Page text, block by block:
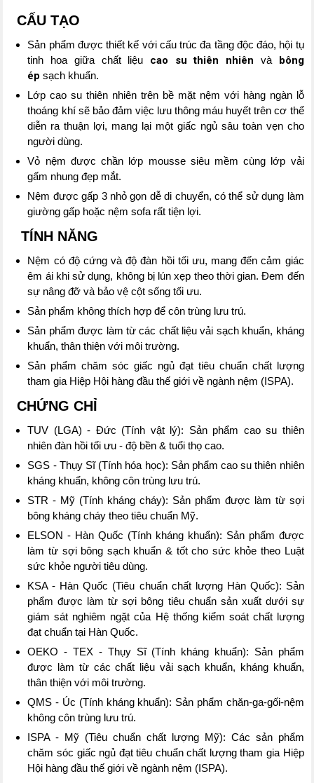
CẤU TẠO
Sản phẩm được thiết kế với cấu trúc đa tầng độc đáo, hội tụ
tinh hoa giữa chất liệu cao su thiên nhiên và bông
épsạch khuẩn.
Lớp cao su thiên nhiên trên bề mặt nệm với hàng ngàn lỗ
thoáng khí sẽ bảo đảm việc lưu thông máu huyết trên cơ thể
diễn ra thuận lợi, mang lại một giấc ngủ sâu toàn vẹn cho
người dùng.
Vỏ nệm được chần lớp mousse siêu mềm cùng lớp vải
gấm nhung đẹp mắt.
Nệm được gấp 3 nhỏ gọn dễ di chuyển, có thể sử dụng làm
giường gấp hoặc nệm sofa rất tiện lợi.
TÍNH NĂNG
Nệm có độ cứng và độ đàn hồi tối ưu, mang đến cảm giác
êm ái khi sử dụng, không bị lún xẹp theo thời gian. Đem đến
sự nâng đỡ và bảo vệ cột sống tối ưu.
Sản phẩm không thích hợp để côn trùng lưu trú.
Sản phẩm được làm từ các chất liệu vải sạch khuẩn, kháng
khuẩn, thân thiện với môi trường.
Sản phẩm chăm sóc giấc ngủ đạt tiêu chuẩn chất lượng
tham gia Hiệp Hội hàng đầu thế giới về ngành nệm (ISPA).
CHỨNG CHỈ
TUV (LGA) - Đức (Tính vật lý): Sản phẩm cao su thiên
nhiên đàn hồi tối ưu - độ bền & tuổi thọ cao.
SGS - Thụy Sĩ (Tính hóa học): Sản phẩm cao su thiên nhiên
kháng khuẩn, không côn trùng lưu trú.
STR - Mỹ (Tính kháng cháy): Sản phẩm được làm từ sợi
bông kháng cháy theo tiêu chuẩn Mỹ.
ELSON - Hàn Quốc (Tính kháng khuẩn): Sản phẩm được
làm từ sợi bông sạch khuẩn & tốt cho sức khỏe theo Luật
sức khỏe người tiêu dùng.
KSA - Hàn Quốc (Tiêu chuẩn chất lượng Hàn Quốc): Sản
phẩm được làm từ sợi bông tiêu chuẩn sản xuất dưới sự
giám sát nghiêm ngặt của Hệ thống kiểm soát chất lượng
đạt chuẩn tại Hàn Quốc.
OEKO - TEX - Thụy Sĩ (Tính kháng khuẩn): Sản phẩm
được làm từ các chất liệu vải sạch khuẩn, kháng khuẩn,
thân thiện với môi trường.
QMS - Úc (Tính kháng khuẩn): Sản phẩm chăn-ga-gối-nệm
không côn trùng lưu trú.
ISPA - Mỹ (Tiêu chuẩn chất lượng Mỹ): Các sản phẩm
chăm sóc giấc ngủ đạt tiêu chuẩn chất lượng tham gia Hiệp
Hội hàng đầu thế giới về ngành nệm (ISPA).